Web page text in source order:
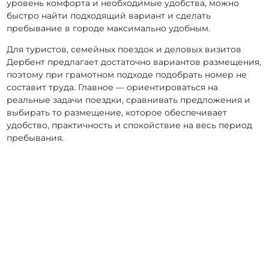
уровень комфорта и необходимые удобства, можно
быстро найти подходящий вариант и сделать
пребывание в городе максимально удобным.
Для туристов, семейных поездок и деловых визитов
Дербент предлагает достаточно вариантов размещения,
поэтому при грамотном подходе подобрать номер не
составит труда. Главное — ориентироваться на
реальные задачи поездки, сравнивать предложения и
выбирать то размещение, которое обеспечивает
удобство, практичность и спокойствие на весь период
пребывания.